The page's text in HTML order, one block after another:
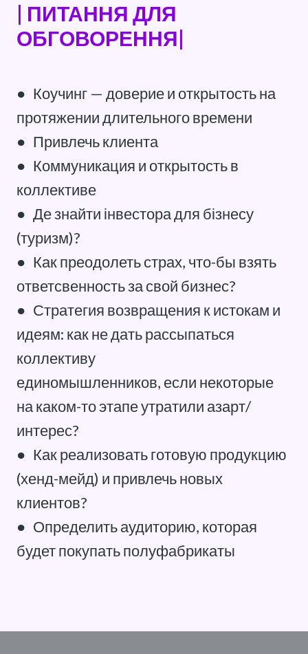
| ПИТАННЯ ДЛЯ
ОБГОВОРЕННЯ|
● Коучинг — доверие и открытость на
протяжении длительного времени
● Привлечь клиента
● Коммуникация и открытость в
коллективе
● Де знайти інвестора для бізнесу
(туризм)?
● Как преодолеть страх, что-бы взять
ответсвенность за свой бизнес?
● Стратегия возвращения к истокам и
идеям: как не дать рассыпаться
коллективу
единомышленников, если некоторые
на каком-то этапе утратили азарт/
интерес?
● Как реализовать готовую продукцию
(хенд-мейд) и привлечь новых
клиентов?
● Определить аудиторию, которая
будет покупать полуфабрикаты